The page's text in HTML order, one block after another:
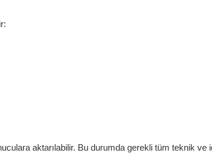
aktarılabilir. Bu durumda gerekli tüm teknik ve